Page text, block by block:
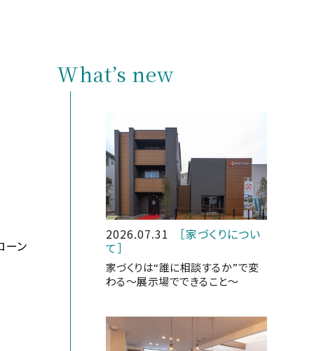
ーン
What’s new
2026.07.31
［家づくりについ
て］
家づくりは“誰に相談するか”で変
わる～展示場でできること～